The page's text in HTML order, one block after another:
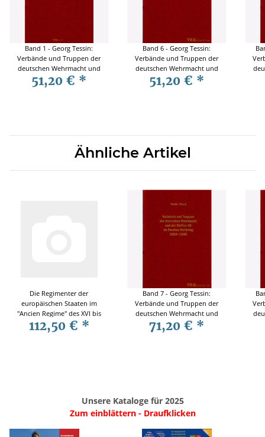
Band 1 - Georg Tessin:
Verbände und Truppen der
deutschen Wehrmacht und
Waffen-SS im Zweiten
Weltkrieg 1939-1945
51,20 € *
Band 6 - Georg Tessin:
Verbände und Truppen der
deutschen Wehrmacht und
Waffen-SS im Zweiten
Weltkrieg 1939-1945
51,20 € *
Ähnliche Artikel
Die Regimenter der
europäischen Staaten im
"Ancien Regime" des XVI bis
XVIII Jahrhunderts - Teil 1:
Die Stammlisten - G. Tessin
112,50 € *
Band 7 - Georg Tessin:
Verbände und Truppen der
deutschen Wehrmacht und
Waffen-SS im Zweiten
Weltkrieg 1939-1945
71,20 € *
Unsere Kataloge für 2025
Zum einblättern - Draufklicken